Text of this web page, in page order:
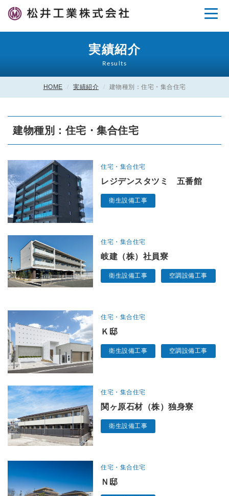
Toggle
実績紹介
Results
HOME 実績紹介 建物種別：住宅・集合住宅
建物種別：住宅・集合住宅
住宅・集合住宅
レジデンスタツミ 五番館
衛生設備工事
住宅・集合住宅
岐建（株）社員寮
衛生設備工事 空調設備工事
住宅・集合住宅
Ｋ邸
衛生設備工事 空調設備工事
住宅・集合住宅
関ヶ原石材（株）独身寮
衛生設備工事
住宅・集合住宅
Ｎ邸